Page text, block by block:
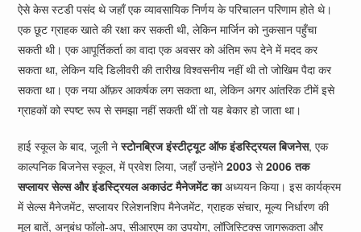
ऐसे केस स्टडी पसंद थे जहाँ एक व्यावसायिक निर्णय के परिचालन परिणाम होते थे।
एक छूट ग्राहक खाते की रक्षा कर सकती थी, लेकिन मार्जिन को नुकसान पहुँचा
सकती थी। एक आपूर्तिकर्ता का वादा एक अवसर को अंतिम रूप देने में मदद कर
सकता था, लेकिन यदि डिलीवरी की तारीख विश्वसनीय नहीं थी तो जोखिम पैदा कर
सकता था। एक नया ऑफ़र आकर्षक लग सकता था, लेकिन अगर आंतरिक टीमें इसे
ग्राहकों को स्पष्ट रूप से समझा नहीं सकती थीं तो यह बेकार हो जाता था।
हाई स्कूल के बाद, जूली नेस्टोनब्रिज इंस्टीट्यूट ऑफ इंडस्ट्रियल बिजनेस, एक
काल्पनिक बिजनेस स्कूल, में प्रवेश लिया, जहाँ उन्होंने2003 से2006 तक
सप्लायर सेल्स और इंडस्ट्रियल अकाउंट मैनेजमेंट काअध्ययन किया। इस कार्यक्रम
में सेल्स मैनेजमेंट, सप्लायर रिलेशनशिप मैनेजमेंट, ग्राहक संचार, मूल्य निर्धारण की
मूल बातें, अनुबंध फॉलो-अप, सीआरएम का उपयोग, लॉजिस्टिक्स जागरूकता और